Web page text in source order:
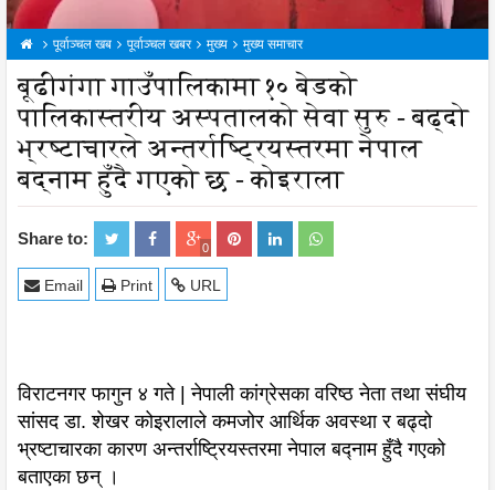
पूर्वाञ्चल खब पूर्वाञ्चल खबर मुख्य मुख्य समाचार
बूढीगंगा गाउँपालिकामा १० बेडको
पालिकास्तरीय अस्पतालको सेवा सुरु - बढ्दो
भ्रष्टाचारले अन्तर्राष्ट्रियस्तरमा नेपाल
बद्नाम हुँदै गएको छ - कोइराला
Share to: 0
URL
Print
Email
विराटनगर फागुन ४ गते | नेपाली कांग्रेसका वरिष्ठ नेता तथा संघीय
सांसद डा. शेखर कोइरालाले कमजोर आर्थिक अवस्था र बढ्दो
भ्रष्टाचारका कारण अन्तर्राष्ट्रियस्तरमा नेपाल बद्नाम हुँदै गएको
बताएका छन् ।